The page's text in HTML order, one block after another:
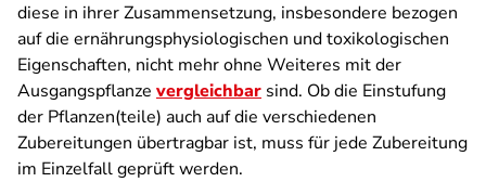
diese in ihrer Zusammensetzung, insbesondere bezogen
auf die ernährungsphysiologischen und toxikologischen
Eigenschaften, nicht mehr ohne Weiteres mit der
Ausgangspflanze vergleichbar sind. Ob die Einstufung
der Pflanzen(teile) auch auf die verschiedenen
Zubereitungen übertragbar ist, muss für jede Zubereitung
im Einzelfall geprüft werden.